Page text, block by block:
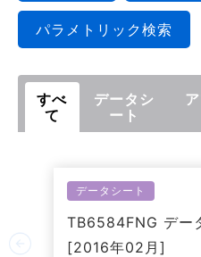
パラメトリック検索
すべ
て
データシ
ート
データシート
TB6584FNG デー
[2016年02月]